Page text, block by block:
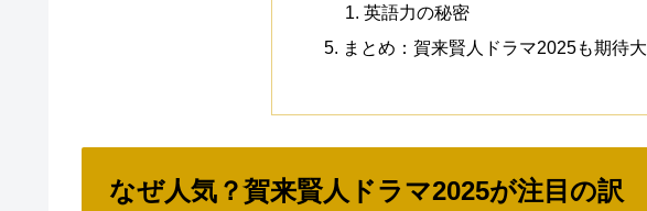
英語力の秘密
まとめ：賀来賢人ドラマ2025も期待大
なぜ人気？賀来賢人ドラマ2025が注目の訳